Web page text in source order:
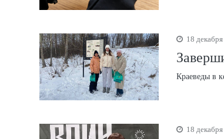
18
Краеведы в
18